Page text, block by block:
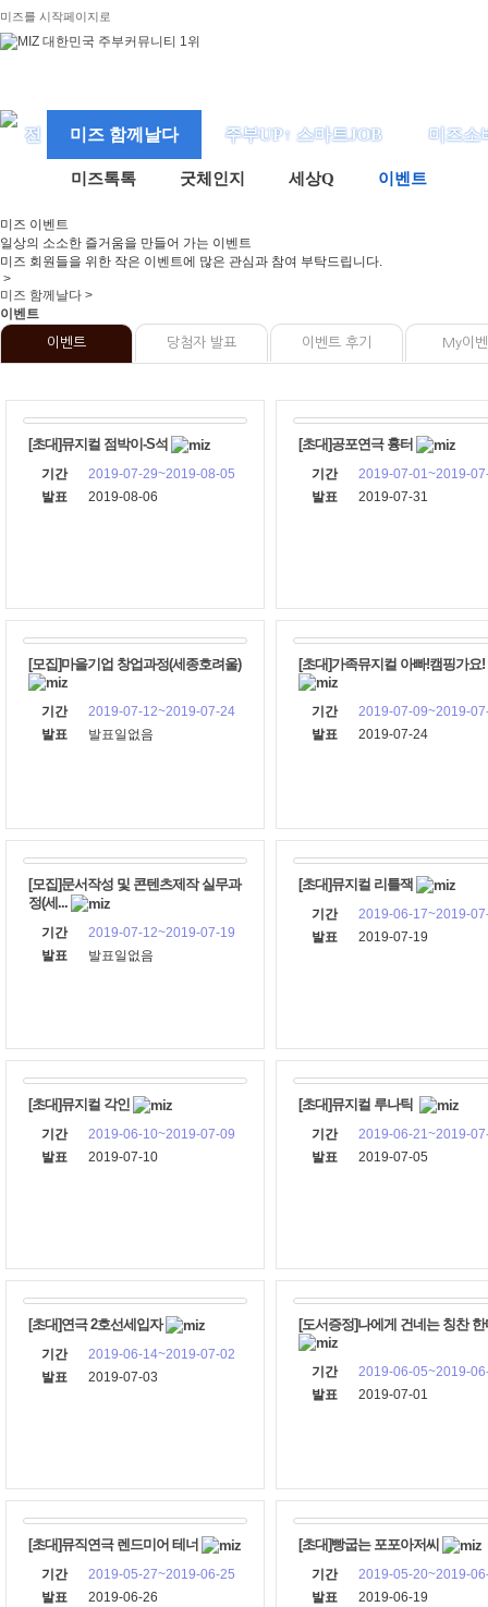
미즈를 시작페이지로
미즈 함께날다 주부UP↑ 스마트JOB 미즈소
미즈톡톡 굿체인지 세상Q 이벤트
미즈 이벤트
일상의 소소한 즐거움을 만들어 가는 이벤트
미즈 회원들을 위한 작은 이벤트에 많은 관심과 참여 부탁드립니다.
>
미즈 함께날다 >
이벤트
이벤트 당첨자 발표 이벤트 후기 My이
[초대]뮤지컬 점박이-S석
기간
2019-07-29~2019-08-05
발표
2019-08-06
[초대]공포연극 흉터
기간
2019-07-01~2019-
발표
2019-07-31
[모집]마을기업 창업과정(세종호려울)
기간
2019-07-12~2019-07-24
발표
발표일없음
[초대]가족뮤지컬 아빠!캠핑가
기간
2019-07-09~2019-
발표
2019-07-24
[모집]문서작성 및 콘텐츠제작 실무과
정(세...
기간
2019-07-12~2019-07-19
발표
발표일없음
[초대]뮤지컬 리틀잭
기간
2019-06-17~2019-
발표
2019-07-19
[초대]뮤지컬 각인
기간
2019-06-10~2019-07-09
발표
2019-07-10
[초대]뮤지컬 루나틱
기간
2019-06-21~2019-
발표
2019-07-05
[초대]연극 2호선세입자
기간
2019-06-14~2019-07-02
발표
2019-07-03
[도서증정]나에게 건네는 칭찬
기간
2019-06-05~2019-
발표
2019-07-01
[초대]뮤직연극 렌드미어 테너
기간
2019-05-27~2019-06-25
발표
2019-06-26
[초대]빵굽는 포포아저씨
기간
2019-05-20~2019-
발표
2019-06-19